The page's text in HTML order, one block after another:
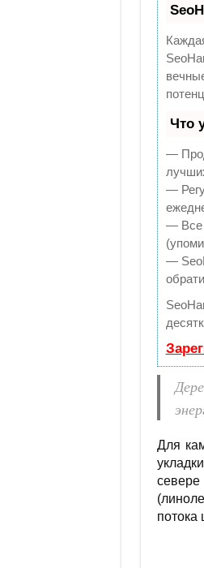
Что
—
—
— Все
—
Для
потока